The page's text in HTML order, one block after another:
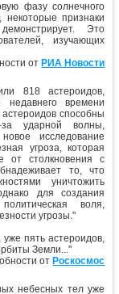
фазу солнечного
некоторые признаки
Это
изучающих
от РИА Новости
818 астероидов,
времени
способны
за ударной волны,
исследование
угроза, которая
от столкновения с
то, что
уничтожить
для создания
воля,
угрозы."
пять астероидов,
Земли..."
от Роскосмос
небесных тел уже